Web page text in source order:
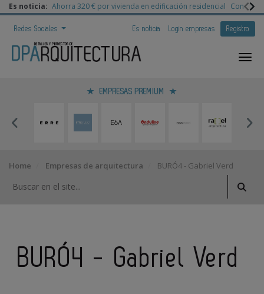
Es noticia: Ahorra 320 € por vivienda en edificación residencial
Redes Sociales Es noticia Login empresas Registro
EMPRESAS PREMIUM
Home Empresas de arquitectura BURÓ4 - Gabriel Verd
BURÓ4 - Gabriel Verd